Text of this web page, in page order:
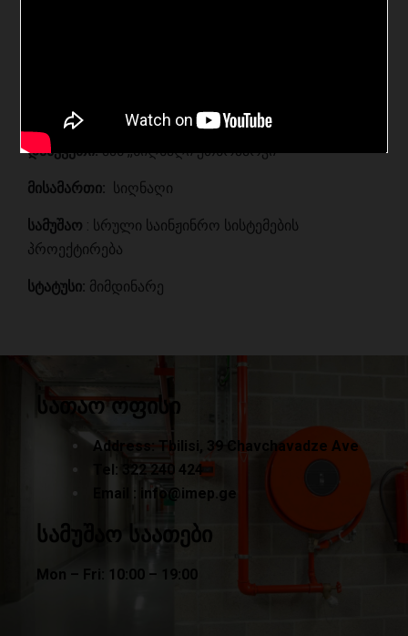
პროექტი ,,სიღნაღი ეთნოპარკი’’
დამკვეთი:შპს ,,სიღნაღი ეთნოპარკი’’
მისამართი: სიღნაღი
სამუშაო : სრული საინჟინრო სისტემების
პროექტირება
სტატუსი: მიმდინარე
სათაო ოფისი
Address: Tbilisi, 39 Chavchavadze Ave
Tel: 322 240
424
Email : info@imep.ge
სამუშაო საათები
Mon – Fri: 10:00 – 19:00